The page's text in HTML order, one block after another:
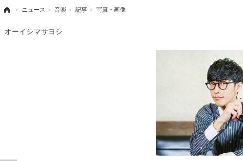
› ニュース › 音楽 › 記事 › 写真・画像
オーイシマサヨシ